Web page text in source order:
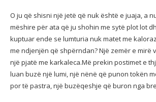
O ju që shisni një jetë që nuk është e juaja, a
mëshire për ata që ju shohin me sytë plot lot
kuptuar ende se lumturia nuk matet me
me ndjenjën që shpërndan? Një zemër e mirë
një pjatë me karkaleca.Më prekin postimet e
luan buzë një lumi, një nënë që punon tokën
por të pastra, një buzëqeshje që buron nga